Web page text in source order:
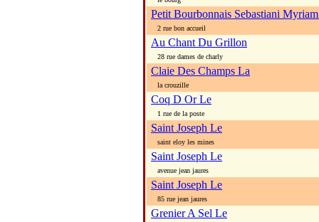
Petit Bourbonnais Sebastiani
2 rue bon accueil
Au Chant Du Grillon
28 rue dames de charly
Claie Des Champs La
la crouzille
Coq D Or Le
1 rue de la poste
Saint Joseph Le
saint eloy les mines
Saint Joseph Le
avenue jean jaures
Saint Joseph Le
85 rue jean jaures
Grenier A Sel Le